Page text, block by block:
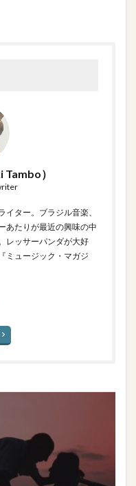
）
ター。ブラジル音楽、
あたりが最近の興味の中
レッサーパンダが大好
ミュージック・マガジ